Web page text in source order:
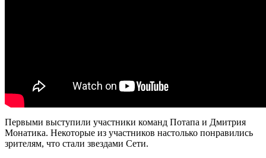
Первыми выступили участники команд Потапа и Дмитрия
Монатика. Некоторые из участников настолько понравились
зрителям, что стали звездами Сети.